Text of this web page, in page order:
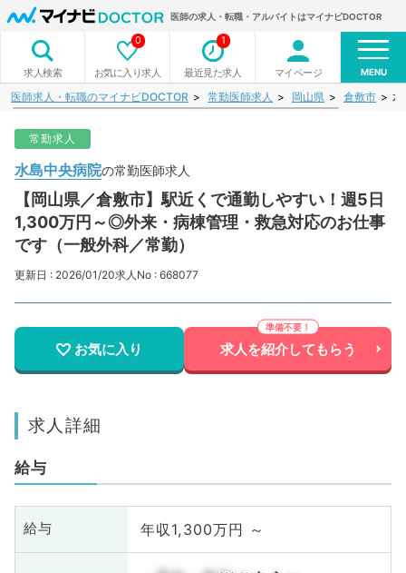
医師の求人・転職・アルバイトはマイナビDOCTOR
求人検索 お気に入り求人
0
最近見た求人
1
マイページ MENU
医師求人・転職のマイナビDOCTOR 常勤医師求人 岡山県 倉敷市 水
常勤求人
水島中央病院の常勤医師求人
【岡山県／倉敷市】駅近くで通勤しやすい！週5日
1,300万円～◎外来・病棟管理・救急対応のお仕事
です（一般外科／常勤）
更新日 : 2026/01/20求人No : 668077
お気に入り 求人を紹介してもらう
求人詳細
給与
給与 年収1,300万円 ～